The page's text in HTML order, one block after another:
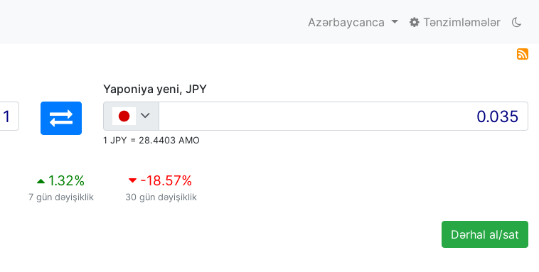
Azərbaycanca Tənzimləmələr
Yaponiya yeni, JPY
1 JPY = 28.4403 AMO
1.32%
7 gün dəyişiklik
-18.57%
30 gün dəyişiklik
Dərhal al/sat